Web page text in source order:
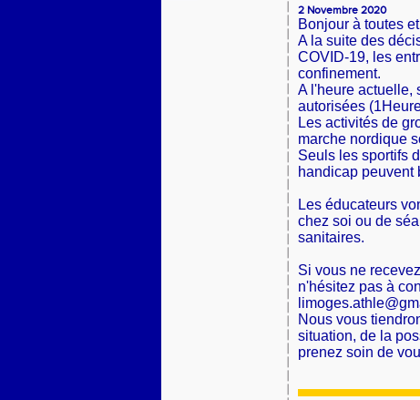
2 Novembre 2020
Bonjour à toutes
A la suite des
COVID-19, les
confinement.
A l'heure actuelle,
autorisées
Les activités de
marche nordique
Seuls les sportifs
handicap peuvent
Les éducateurs
chez soi ou de
sanitaires.
Si vous ne
n'hésitez pas à
Nous vous
situation, de la
prenez soin de